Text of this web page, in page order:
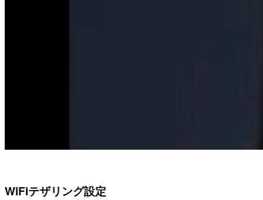
WiFiテザリング設定